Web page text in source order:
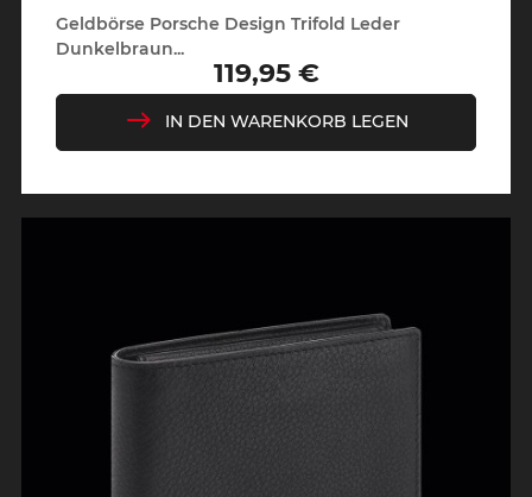
Geldbörse Porsche Design Trifold Leder
Dunkelbraun...
Preis
119,95 €
IN DEN WARENKORB LEGEN